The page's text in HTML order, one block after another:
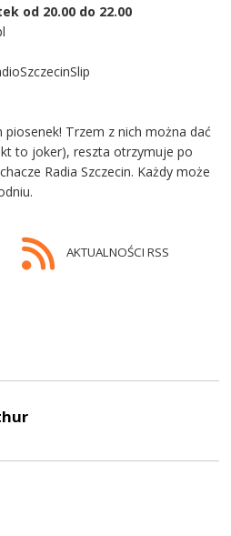
od 20.00 do 22.00
piosenek! Trzem z nich można dać
to joker), reszta otrzymuje po
Radia Szczecin. Każdy może
AKTUALNOŚCI RSS